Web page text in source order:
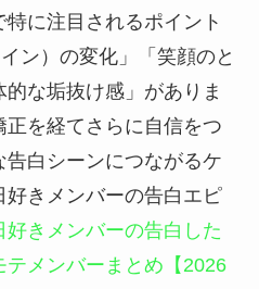
に注目されるポイント
ン）の変化」「笑顔のと
な垢抜け感」がありま
を経てさらに自信をつ
白シーンにつながるケ
きメンバーの告白エピ
好きメンバーの告白した
テメンバーまとめ【2026